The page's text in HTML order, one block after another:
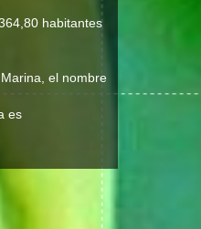
habitantes
el nombre
es